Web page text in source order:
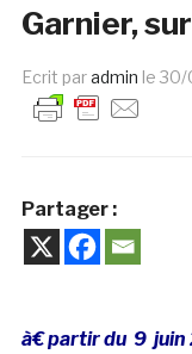
Garnier,
Ecrit paradmin le 30/
Partager :
à€ partir du 9 juin